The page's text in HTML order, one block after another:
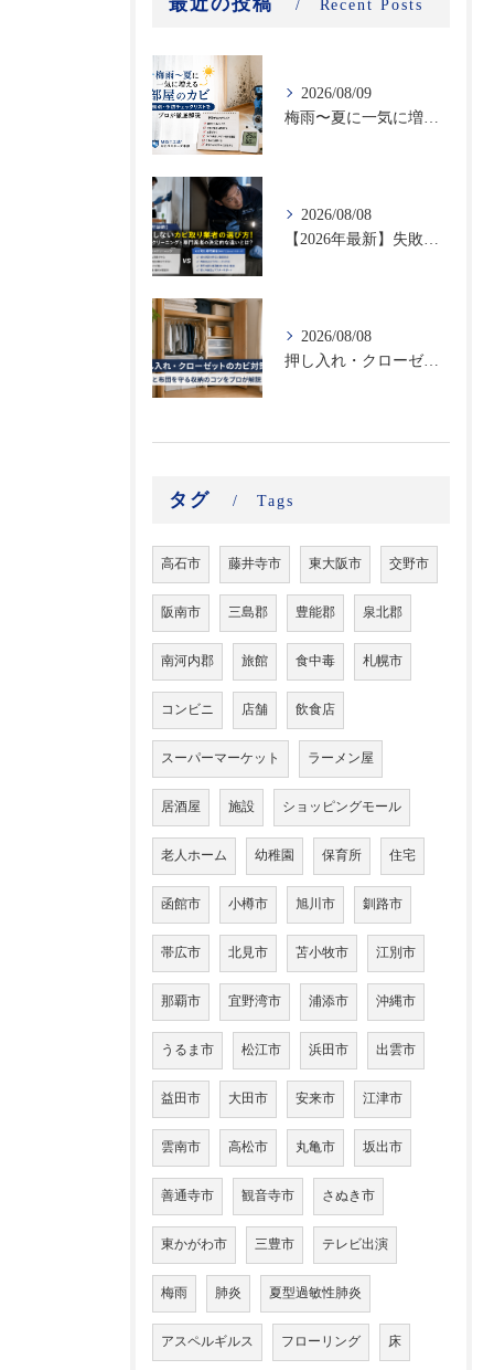
Recent Posts
2026/08/09
梅雨〜夏に一気に増える部屋のカビ｜時期別・予防チェックリストをプロが徹底解説
2026/08/08
【2026年最新】失敗しないカビ取り業者の選び方！ハウスクリーニングと専門業者の決定的な違いとは？
2026/08/08
押し入れ・クローゼットのカビ対策｜衣類と布団を守る収納のコツをプロが解説
タグ Tags
高石市 藤井寺市 東大阪市 交野市
阪南市 三島郡 豊能郡 泉北郡
南河内郡 旅館 食中毒 札幌市
コンビニ 店舗 飲食店
スーパーマーケット ラーメン屋
居酒屋 施設 ショッピングモール
老人ホーム 幼稚園 保育所 住宅
函館市 小樽市 旭川市 釧路市
帯広市 北見市 苫小牧市 江別市
那覇市 宜野湾市 浦添市 沖縄市
うるま市 松江市 浜田市 出雲市
益田市 大田市 安来市 江津市
雲南市 高松市 丸亀市 坂出市
善通寺市 観音寺市 さぬき市
東かがわ市 三豊市 テレビ出演
梅雨 肺炎 夏型過敏性肺炎
アスペルギルス フローリング 床